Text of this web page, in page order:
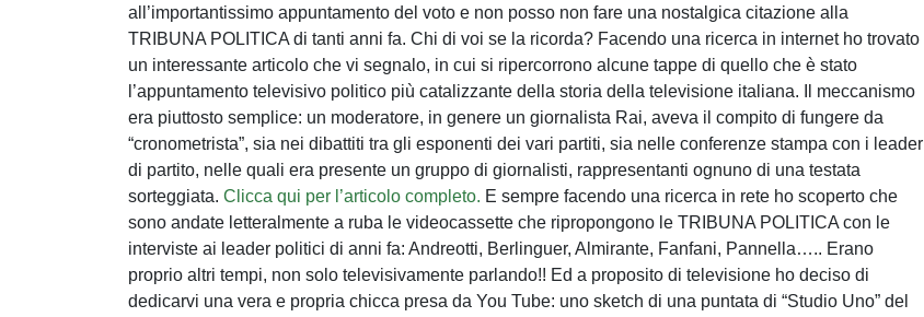
all’importantissimo appuntamento del voto e non posso non fare una nostalgica citazione alla
TRIBUNA POLITICA di tanti anni fa. Chi di voi se la ricorda? Facendo una ricerca in internet ho trovato
un interessante articolo che vi segnalo, in cui si ripercorrono alcune tappe di quello che è stato
l’appuntamento televisivo politico più catalizzante della storia della televisione italiana. Il meccanismo
era piuttosto semplice: un moderatore, in genere un giornalista Rai, aveva il compito di fungere da
“cronometrista”, sia nei dibattiti tra gli esponenti dei vari partiti, sia nelle conferenze stampa con i leader
di partito, nelle quali era presente un gruppo di giornalisti, rappresentanti ognuno di una testata
sorteggiata. Clicca qui per l’articolo completo. E sempre facendo una ricerca in rete ho scoperto che
sono andate letteralmente a ruba le videocassette che ripropongono le TRIBUNA POLITICA con le
interviste ai leader politici di anni fa: Andreotti, Berlinguer, Almirante, Fanfani, Pannella….. Erano
proprio altri tempi, non solo televisivamente parlando!! Ed a proposito di televisione ho deciso di
dedicarvi una vera e propria chicca presa da You Tube: uno sketch di una puntata di “Studio Uno” del